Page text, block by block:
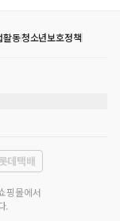
활동청소년보호정책
롯데택배
핑몰에서
.